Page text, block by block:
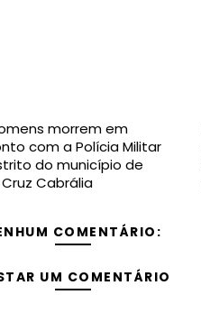
morrem em
com a Polícia Militar
do município de
Cabrália
COMENTÁRIO:
UM COMENTÁRIO